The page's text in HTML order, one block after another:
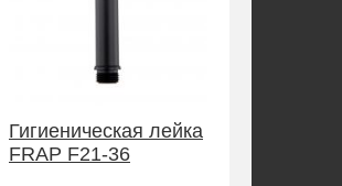
Гигиеническая лейка
FRAP F21-36